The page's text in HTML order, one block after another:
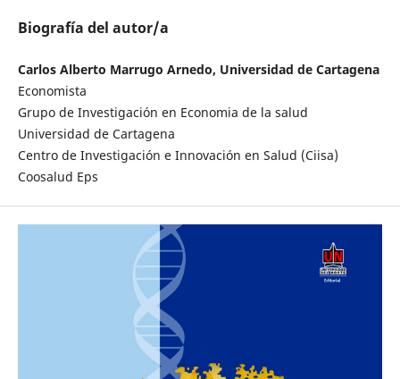
Biografía del autor/a
Carlos Alberto Marrugo Arnedo, Universidad de Cartagena
Economista
Grupo de Investigación en Economia de la salud
Universidad de Cartagena
Centro de Investigación e Innovación en Salud (Ciisa)
Coosalud Eps